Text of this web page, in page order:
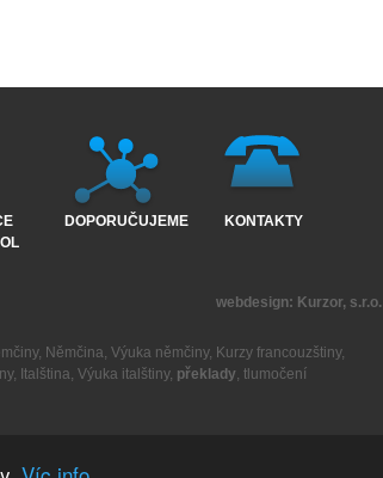
DOPORUČUJEME KONTAKTY
webdesign: Kurzor, s.r.o.
, Němčina, Výuka němčiny, Kurzy francouzštiny,
, Italština, Výuka italštiny, překlady, tlumočení